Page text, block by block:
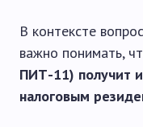
В контексте
важно понимать,
ПИТ-11) получит
налоговым